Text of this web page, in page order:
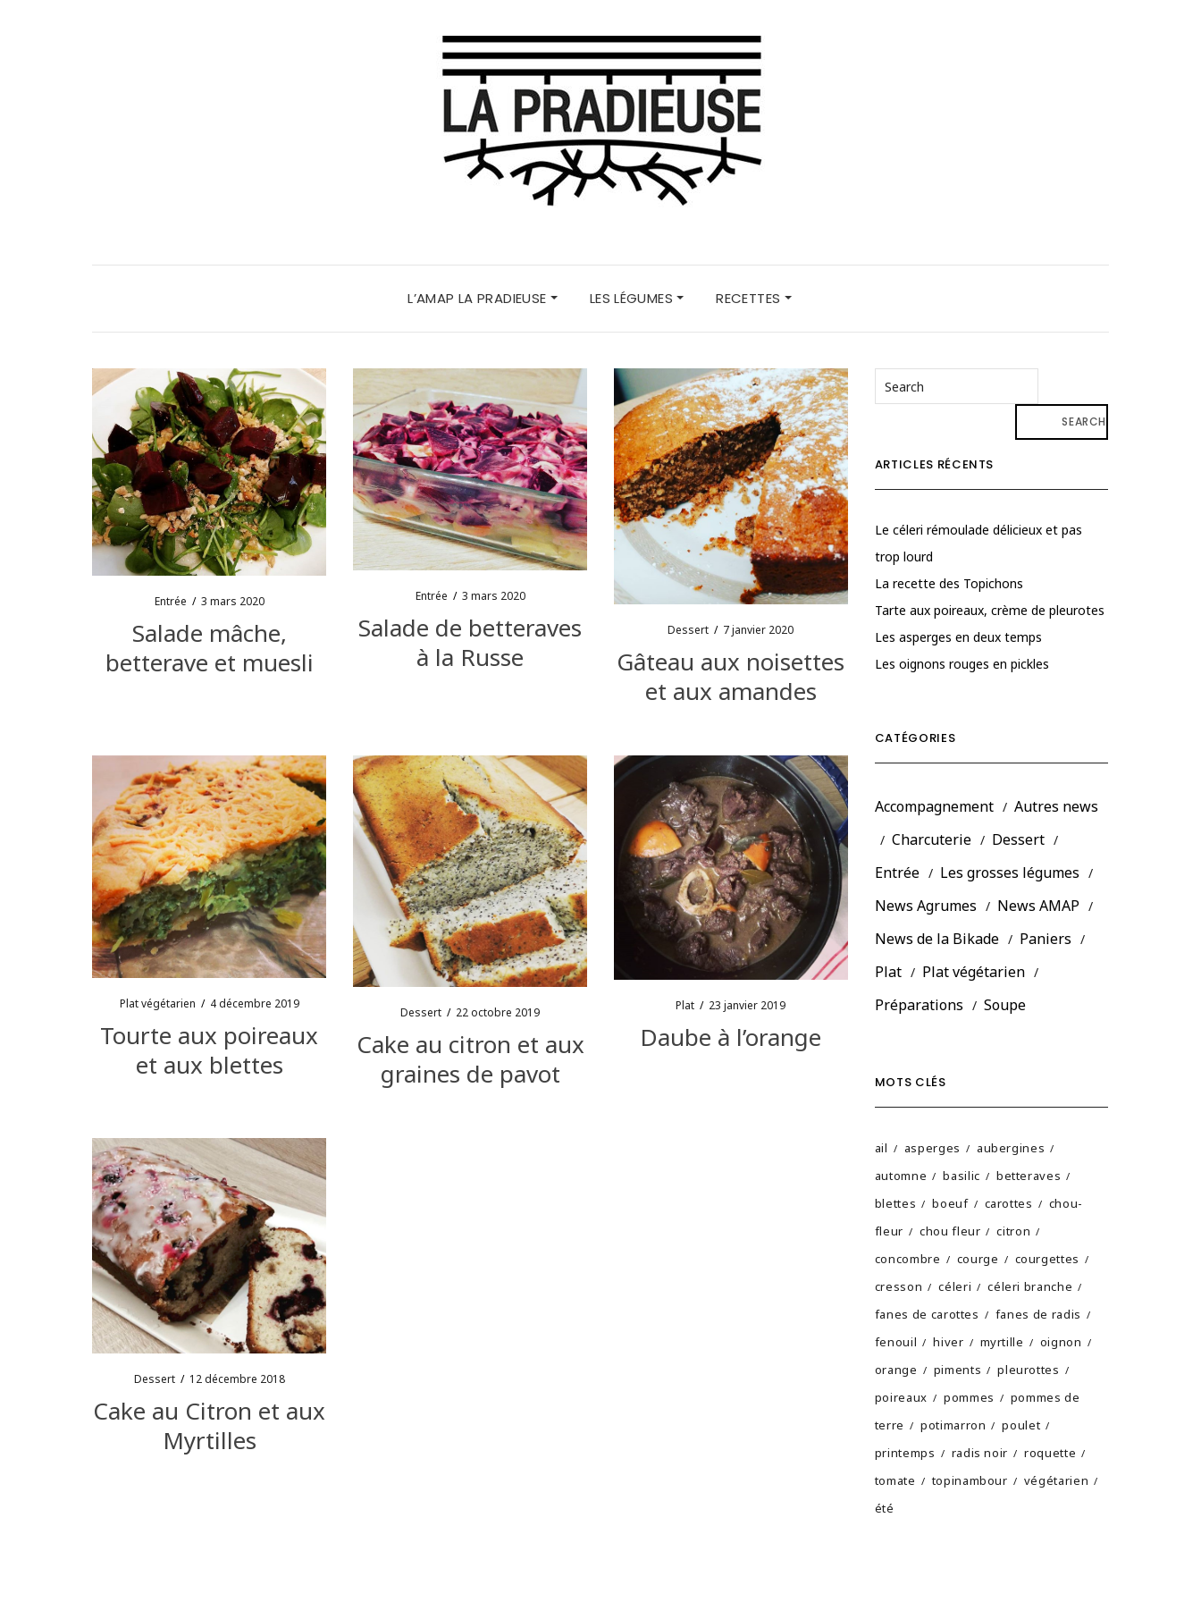
L’AMAP LA PRADIEUSE LES LÉGUMES RECETTES
Entrée / 3 mars 2020
Salade mâche,
betterave et muesli
Entrée / 3 mars 2020
Salade de betteraves
à la Russe
Dessert / 7 janvier 2020
Gâteau aux noisettes
et aux amandes
Plat végétarien / 4 décembre 2019
Tourte aux poireaux
et aux blettes
Dessert / 22 octobre 2019
Cake au citron et aux
graines de pavot
Plat / 23 janvier 2019
Daube à l’orange
Dessert / 12 décembre 2018
Cake au Citron et aux
Myrtilles
SEARCH
ARTICLES RÉCENTS
Le céleri rémoulade délicieux et pas
trop lourd
La recette des Topichons
Tarte aux poireaux, crème de pleurotes
Les asperges en deux temps
Les oignons rouges en pickles
CATÉGORIES
Accompagnement
Autres news
Charcuterie
Dessert
Entrée
Les grosses légumes
News Agrumes
News AMAP
News de la Bikade
Paniers
Plat
Plat végétarien
Préparations
Soupe
MOTS CLÉS
ail asperges
aubergines
automne
basilic
betteraves
blettes
boeuf carottes
chou-
fleur
chou fleur
citron
concombre
courge
courgettes
cresson
céleri
céleri branche
fanes de carottes
fanes de radis
fenouil
hiver myrtille
oignon
orange
piments
pleurottes
poireaux
pommes
pommes de
terre
potimarron
poulet
printemps
radis noir
roquette
tomate
topinambour
végétarien
été